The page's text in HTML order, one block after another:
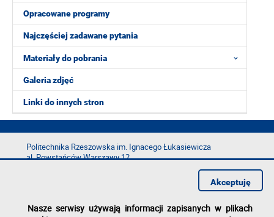
Opracowane programy
Najczęściej zadawane pytania
Materiały do pobrania
Galeria zdjęć
Linki do innych stron
Politechnika Rzeszowska im. Ignacego Łukasiewicza
al. Powstańców Warszawy 12
e-mail:kancelaria@prz.edu.pl
Nasze serwisy używają informacji zapisanych w plikach
Akceptuję